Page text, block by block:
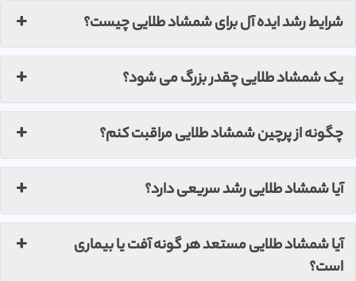
شرایط رشد ایده آل برای شمشاد طلایی چیست؟
یک شمشاد طلایی چقدر بزرگ می شود؟
چگونه از پرچین شمشاد طلایی مراقبت کنم؟
آیا شمشاد طلایی رشد سریعی دارد؟
آیا شمشاد طلایی مستعد هر گونه آفت یا بیماری
است؟